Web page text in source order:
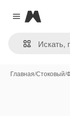
Close menu
Magnific
Главная/Стоковый/